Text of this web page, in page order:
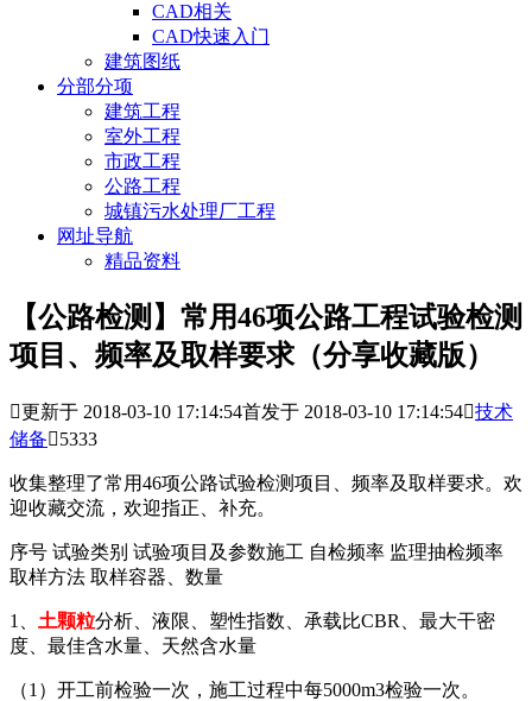
CAD相关
CAD快速入门
建筑图纸
分部分项
建筑工程
室外工程
市政工程
公路工程
城镇污水处理厂工程
网址导航
精品资料
【公路检测】常用46项公路工程试验检测
项目、频率及取样要求（分享收藏版）
更新于 2018-03-10 17:14:54首发于 2018-03-10 17:14:54技术
储备5333
收集整理了常用46项公路试验检测项目、频率及取样要求。欢
迎收藏交流，欢迎指正、补充。
序号 试验类别 试验项目及参数施工 自检频率 监理抽检频率
取样方法 取样容器、数量
1、 土颗粒分析、液限、塑性指数、承载比CBR、最大干密
度、最佳含水量、天然含水量
（1）开工前检验一次，施工过程中每5000m3检验一次。